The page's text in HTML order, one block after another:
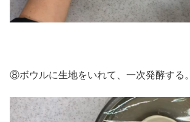
⑧ボウルに生地をいれて、一次発酵する。